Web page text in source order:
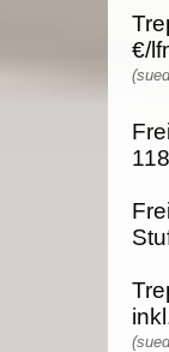
€/